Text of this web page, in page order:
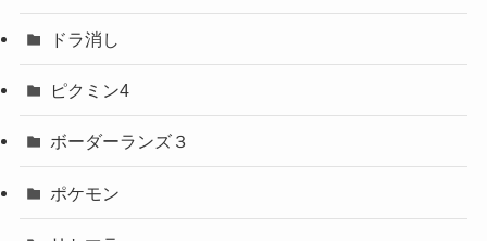
ドラ消し
ピクミン4
ボーダーランズ３
ポケモン